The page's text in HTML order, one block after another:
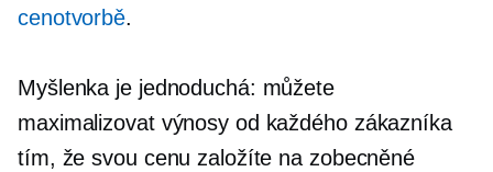
cenotvorbě.
Myšlenka je jednoduchá: můžete
maximalizovat výnosy od každého zákazníka
tím, že svou cenu založíte na zobecněné